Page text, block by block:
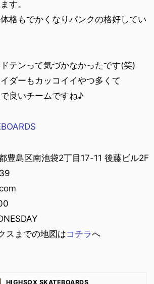
す。
格もでかくなりパンクの格好してい
テンって気づかなかったです(笑)
ダーもカッコイイやつ多くて
良いチームですね♪
豊島区南池袋2丁目17-11 後藤ビル2F
スまでの地図はコチラへ
HIGHSOX SKATEBOARDS